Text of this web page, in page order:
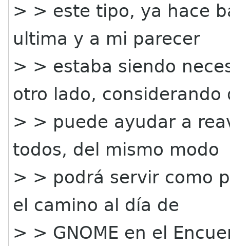
> > este tipo, ya hace
ultima y a mi parecer
> > estaba siendo
otro lado, considerando
> > puede ayudar a
todos, del mismo modo
> > podrá servir como
el camino al día de
> > GNOME en el